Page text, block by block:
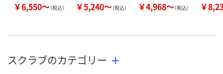
￥6,550～（税込） ￥5,240～（税込） ￥4,968～（税込） ￥
スクラブのカテゴリー